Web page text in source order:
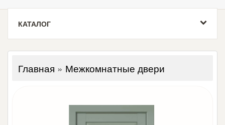
КАТАЛОГ
Главная » Межкомнатные двери